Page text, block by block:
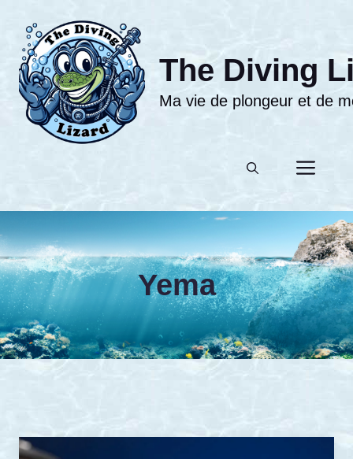
contenu
The Diving
Ma vie de plongeur et de
Yema